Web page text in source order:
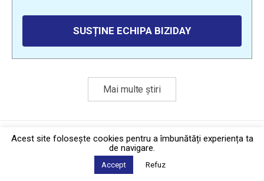
SUSȚINE ECHIPA BIZIDAY
Mai multe știri
Politica de confidențialitate·Contact
2026 © Biziday
Acest site foloseşte cookies pentru a îmbunătăți experiența ta
de navigare.
Accept Refuz